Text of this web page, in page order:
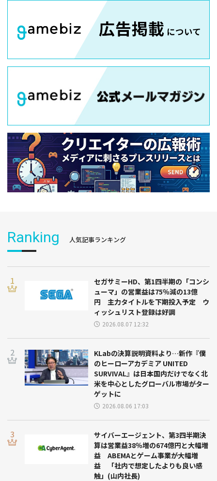
Ranking 人気記事ランキング
セガサミーHD、第1四半期の「コンシ
ューマ」の営業益は75％減の13億
円 主力タイトルを下期投入予定 ウ
ィッシュリスト登録は好調
2026.08.07 12:32
KLabの決算説明資料より…新作『僕
のヒーローアカデミア UNITED
SURVIVAL』は日本国内だけでなく北
米を中心としたグローバル市場がター
ゲットに
2026.08.06 17:03
サイバーエージェント、第3四半期決
算は営業益38％増の674億円と大幅増
益 ABEMAとゲーム事業が大幅増
益 「社内で想定したよりも良い感
触」(山内社長)